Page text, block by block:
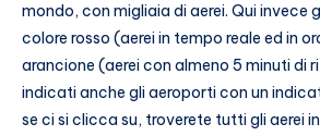
mondo, con migliaia di aerei. Qui invece
colore rosso (aerei in tempo reale ed in
arancione (aerei con almeno 5 minuti di
indicati anche gli aeroporti con un
se ci si clicca su, troverete tutti gli aerei